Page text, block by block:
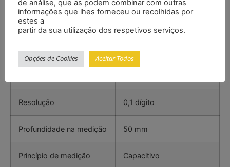
Precisão
±0,5 % do valor de
Resolução 0,1 dígito
Profundidade na medição 50 mm
Princípio de medição Capacitivo
de análise, que as podem combinar com outras
informações que lhes forneceu ou recolhidas por
estes a
partir da sua utilização dos respetivos serviços.
Opções de Cookies Aceitar Todos